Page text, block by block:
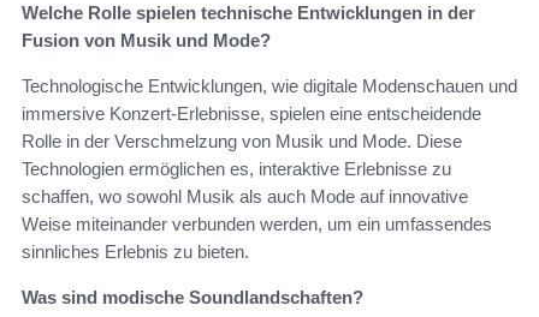
Welche Rolle spielen technische Entwicklungen in der
Fusion von Musik und Mode?
Technologische Entwicklungen, wie digitale Modenschauen und
immersive Konzert-Erlebnisse, spielen eine entscheidende
Rolle in der Verschmelzung von Musik und Mode. Diese
Technologien ermöglichen es, interaktive Erlebnisse zu
schaffen, wo sowohl Musik als auch Mode auf innovative
Weise miteinander verbunden werden, um ein umfassendes
sinnliches Erlebnis zu bieten.
Was sind modische Soundlandschaften?